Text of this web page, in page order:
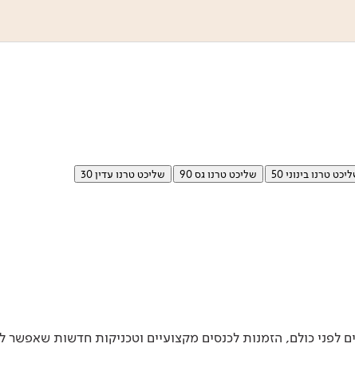
טרנו בינוני 50 שליכט טרנו גס 90
שליכט טרנו עדין 30
כולם, הזמנות לכנסים מקצועיים וטכניקות חדשות שאפשר